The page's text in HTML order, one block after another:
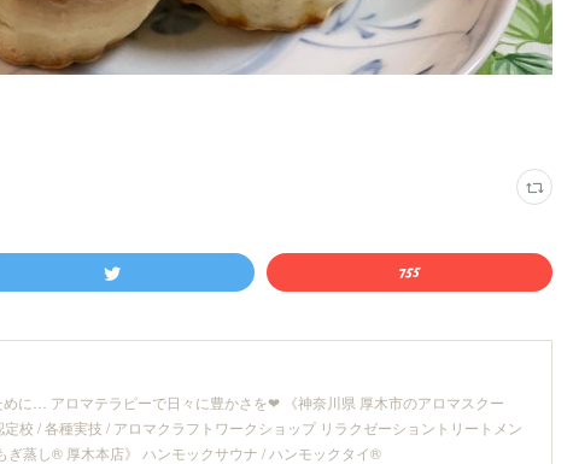
に… アロマテラピーで日々に豊かさを❤︎ 《神奈川県 厚木市のアロマスクー
校 / 各種実技 / アロマクラフトワークショップ リラクゼーショントリートメン
ぎ蒸し® 厚木本店》 ハンモックサウナ / ハンモックタイ®